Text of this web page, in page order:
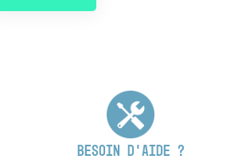
BESOIN D'AIDE ?